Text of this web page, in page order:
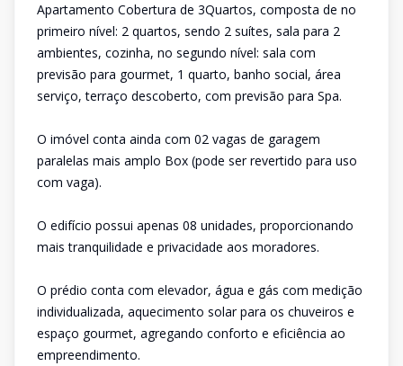
Apartamento Cobertura de 3Quartos, composta de no
primeiro nível: 2 quartos, sendo 2 suítes, sala para 2
ambientes, cozinha, no segundo nível: sala com
previsão para gourmet, 1 quarto, banho social, área
serviço, terraço descoberto, com previsão para Spa.
O imóvel conta ainda com 02 vagas de garagem
paralelas mais amplo Box (pode ser revertido para uso
com vaga).
O edifício possui apenas 08 unidades, proporcionando
mais tranquilidade e privacidade aos moradores.
O prédio conta com elevador, água e gás com medição
individualizada, aquecimento solar para os chuveiros e
espaço gourmet, agregando conforto e eficiência ao
empreendimento.